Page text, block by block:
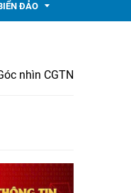
ĐẢO
nhìn CGTN